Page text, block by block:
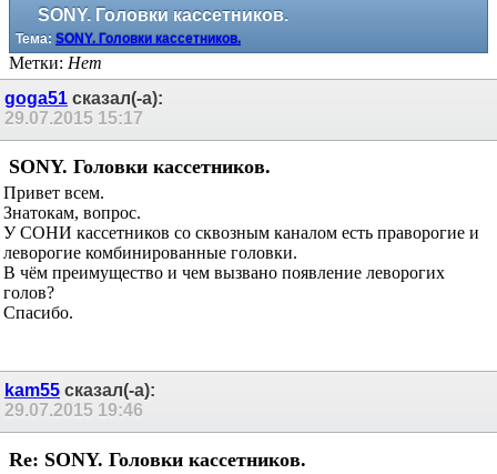
SONY. Головки кассетников.
Тема: SONY. Головки кассетников.
Метки: Нет
goga51сказал(-а):
29.07.2015
SONY. Головки кассетников.
Привет всем.
Знатокам, вопрос.
У СОНИ кассетников со сквозным каналом есть праворогие и
леворогие комбинированные головки.
В чём преимущество и чем вызвано появление леворогих
голов?
Спасибо.
kam55 сказал(-а):
29.07.2015 19:46
Re: SONY. Головки кассетников.